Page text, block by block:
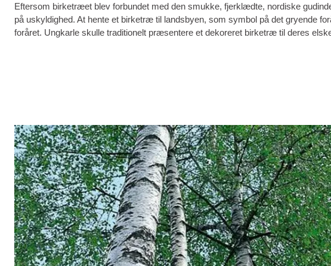
Eftersom birketræet blev forbundet med den smukke, fjerklædte, nordiske
på uskyldighed. At hente et birketræ til landsbyen, som symbol på det gryende
foråret. Ungkarle skulle traditionelt præsentere et dekoreret birketræ til deres